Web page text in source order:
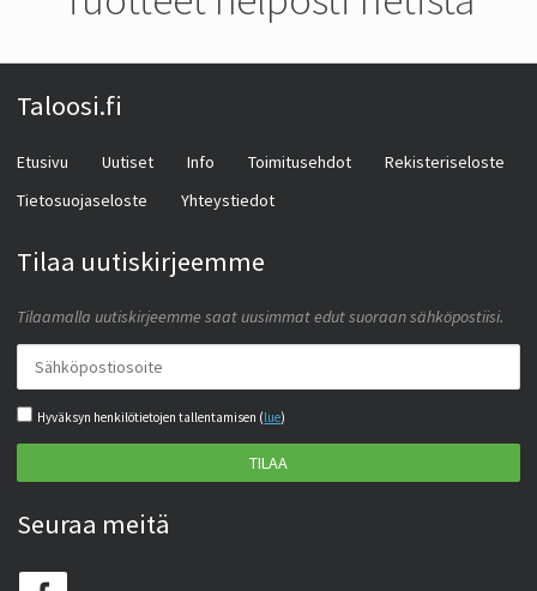
Taloosi.fi
Etusivu Uutiset Info Toimitusehdot
Rekisteriseloste
Tietosuojaseloste
Yhteystiedot
Tilaa uutiskirjeemme
Tilaamalla uutiskirjeemme saat uusimmat edut suoraan sähköpostiisi.
Hyväksyn henkilötietojen tallentamisen (lue)
TILAA
Seuraa meitä